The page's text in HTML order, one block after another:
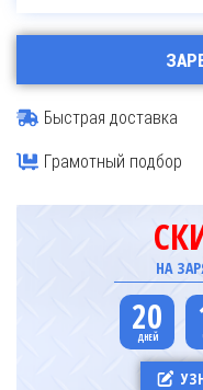
Быстрая доставка
Грамотный подбор
НА
20